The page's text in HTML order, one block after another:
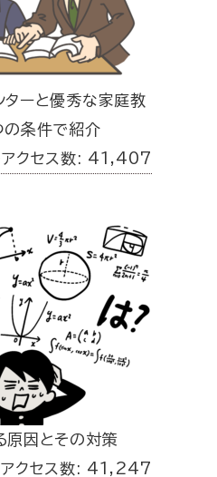
ターと優秀な家庭教
条件で紹介
アクセス数: 41,407
原因とその対策
クセス数: 41,247